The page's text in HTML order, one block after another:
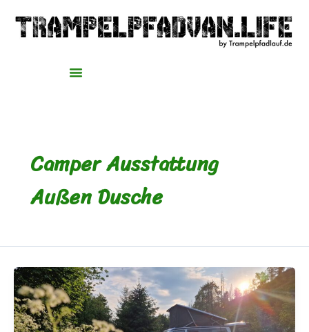
Inhalt
springen
Camper Ausstattung
Außen Dusche